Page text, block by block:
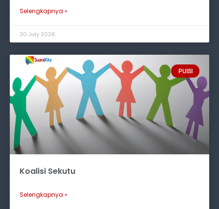
Selengkapnya »
30 July 2026
PUISI
Koalisi Sekutu
Selengkapnya »